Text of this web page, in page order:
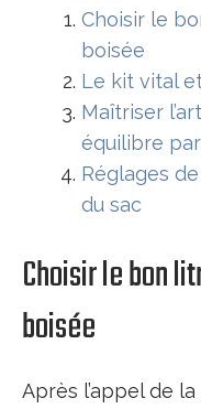
Choisir le
boisée
Le kit vital
Maîtriser
équilibre
Réglages
du sac
Choisir le bon
boisée
Après l’appel de